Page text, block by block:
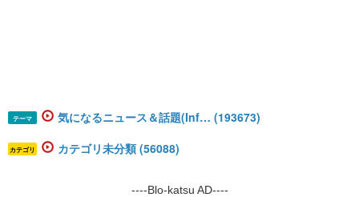
テーマ 気になるニュース＆話題(Inf… (193673)
カテゴリ カテゴリ未分類 (56088)
----Blo-katsu AD----